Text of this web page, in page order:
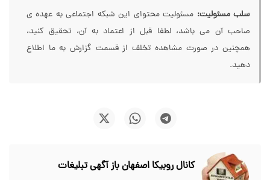
سلب مسئولیت: مسئولیت محتوای این شبکه اجتماعی به عهده ی
صاحب آن می باشد، لطفا قبل از اعتماد به آن، تحقیق کنید،
همچنین در صورت مشاهده تخلف از قسمت گزارش به ما اطلاع
دهید.
کانال روبیکا اصفهان باز آگهی تبلیغات